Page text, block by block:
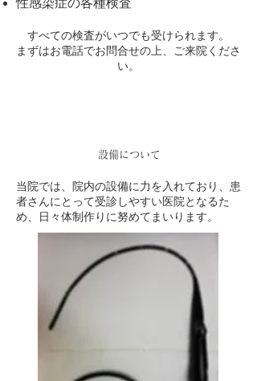
性感染症の各種検査
すべての検査がいつでも受けられます。
まずはお電話でお問合せの上、ご来院くださ
い。
設備について
当院では、院内の設備に力を入れており、患
者さんにとって受診しやすい医院となるた
め、日々体制作りに努めてまいります。